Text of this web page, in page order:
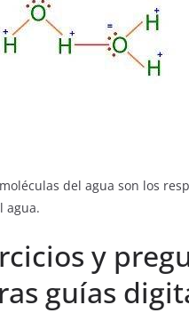
del agua son los
agua.
y
guías